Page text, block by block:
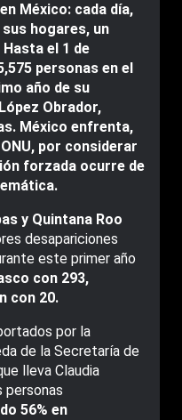
México: cada día,
hogares, un
el 1 de
personas en el
año de su
Obrador,
México enfrenta,
por considerar
forzada ocurre de
y Quintana Roo
desapariciones
este primer año
con 293,
con 20.
por la
de la Secretaría de
lleva Claudia
personas
56% en